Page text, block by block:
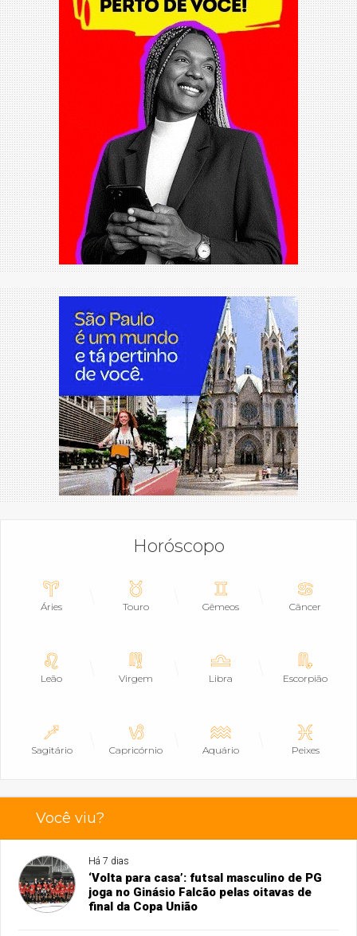
Horóscopo
Áries Touro Gêmeos Câncer
Leão Virgem Libra Escorpião
Sagitário Capricórnio Aquário Peixes
Você viu?
Há 7 dias
‘Volta para casa’: futsal masculino de PG
joga no Ginásio Falcão pelas oitavas de
final da Copa União